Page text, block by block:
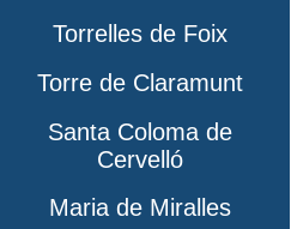
Torrelles de Foix
Torre de Claramunt
Santa Coloma de
Cervelló
Maria de Miralles